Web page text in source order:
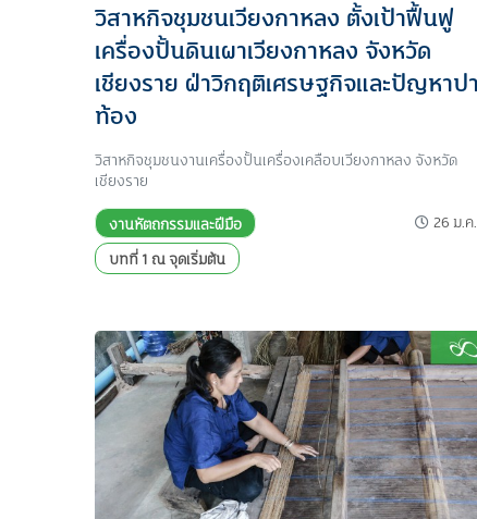
วิสาหกิจชุมชนเวียงกาหลง ตั้งเป้าฟื้นฟู
เครื่องปั้นดินเผาเวียงกาหลง จังหวัด
เชียงราย ฝ่าวิกฤติเศรษฐกิจและปัญหาป
ท้อง
วิสาหกิจชุมชนงานเครื่องปั้นเครื่องเคลือบเวียงกาหลง จังหวัด
เชียงราย
งานหัตถกรรมและฝีมือ
บทที่ 1 ณ จุดเริ่มต้น
26 ม.